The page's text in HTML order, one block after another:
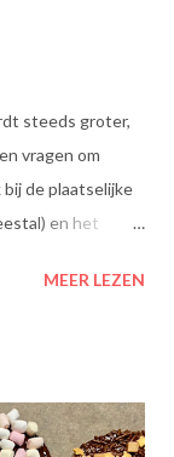
steeds groter,
vragen om
de plaatselijke
en het
MEER LEZEN